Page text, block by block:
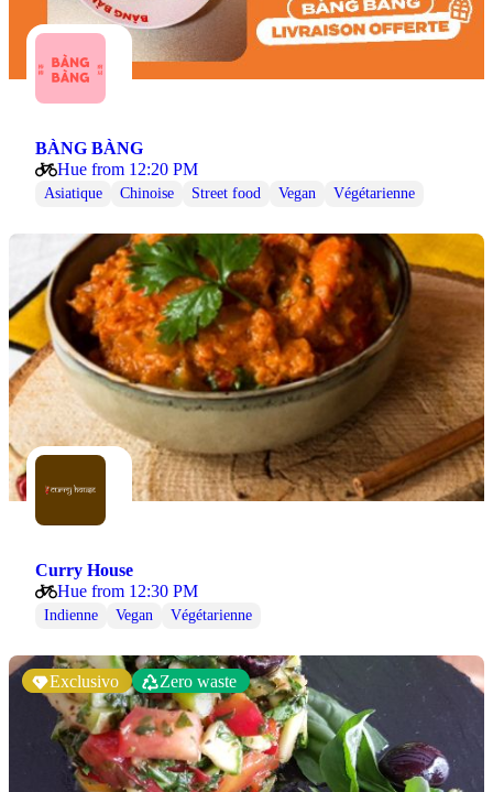
BÀNG BÀNG
Hue from 12:20 PM
Asiatique Chinoise Street food Vegan Végétarienne
Curry House
Hue from 12:30 PM
Indienne Vegan Végétarienne
Exclusivo Zero waste